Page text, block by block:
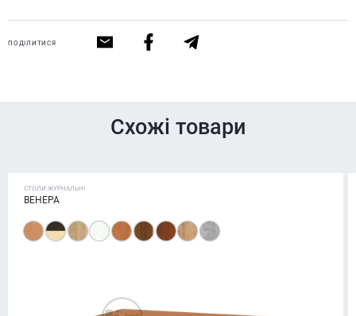
ПОДІЛИТИСЯ
Схожі товари
СТОЛИ ЖУРНАЛЬНІ
ВЕНЕРА